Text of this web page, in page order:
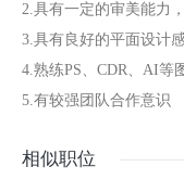
2.具有一定的审美能力，
3.具有良好的平面设计
4.熟练PS、CDR、AI等
5.有较强团队合作意识
相似职位